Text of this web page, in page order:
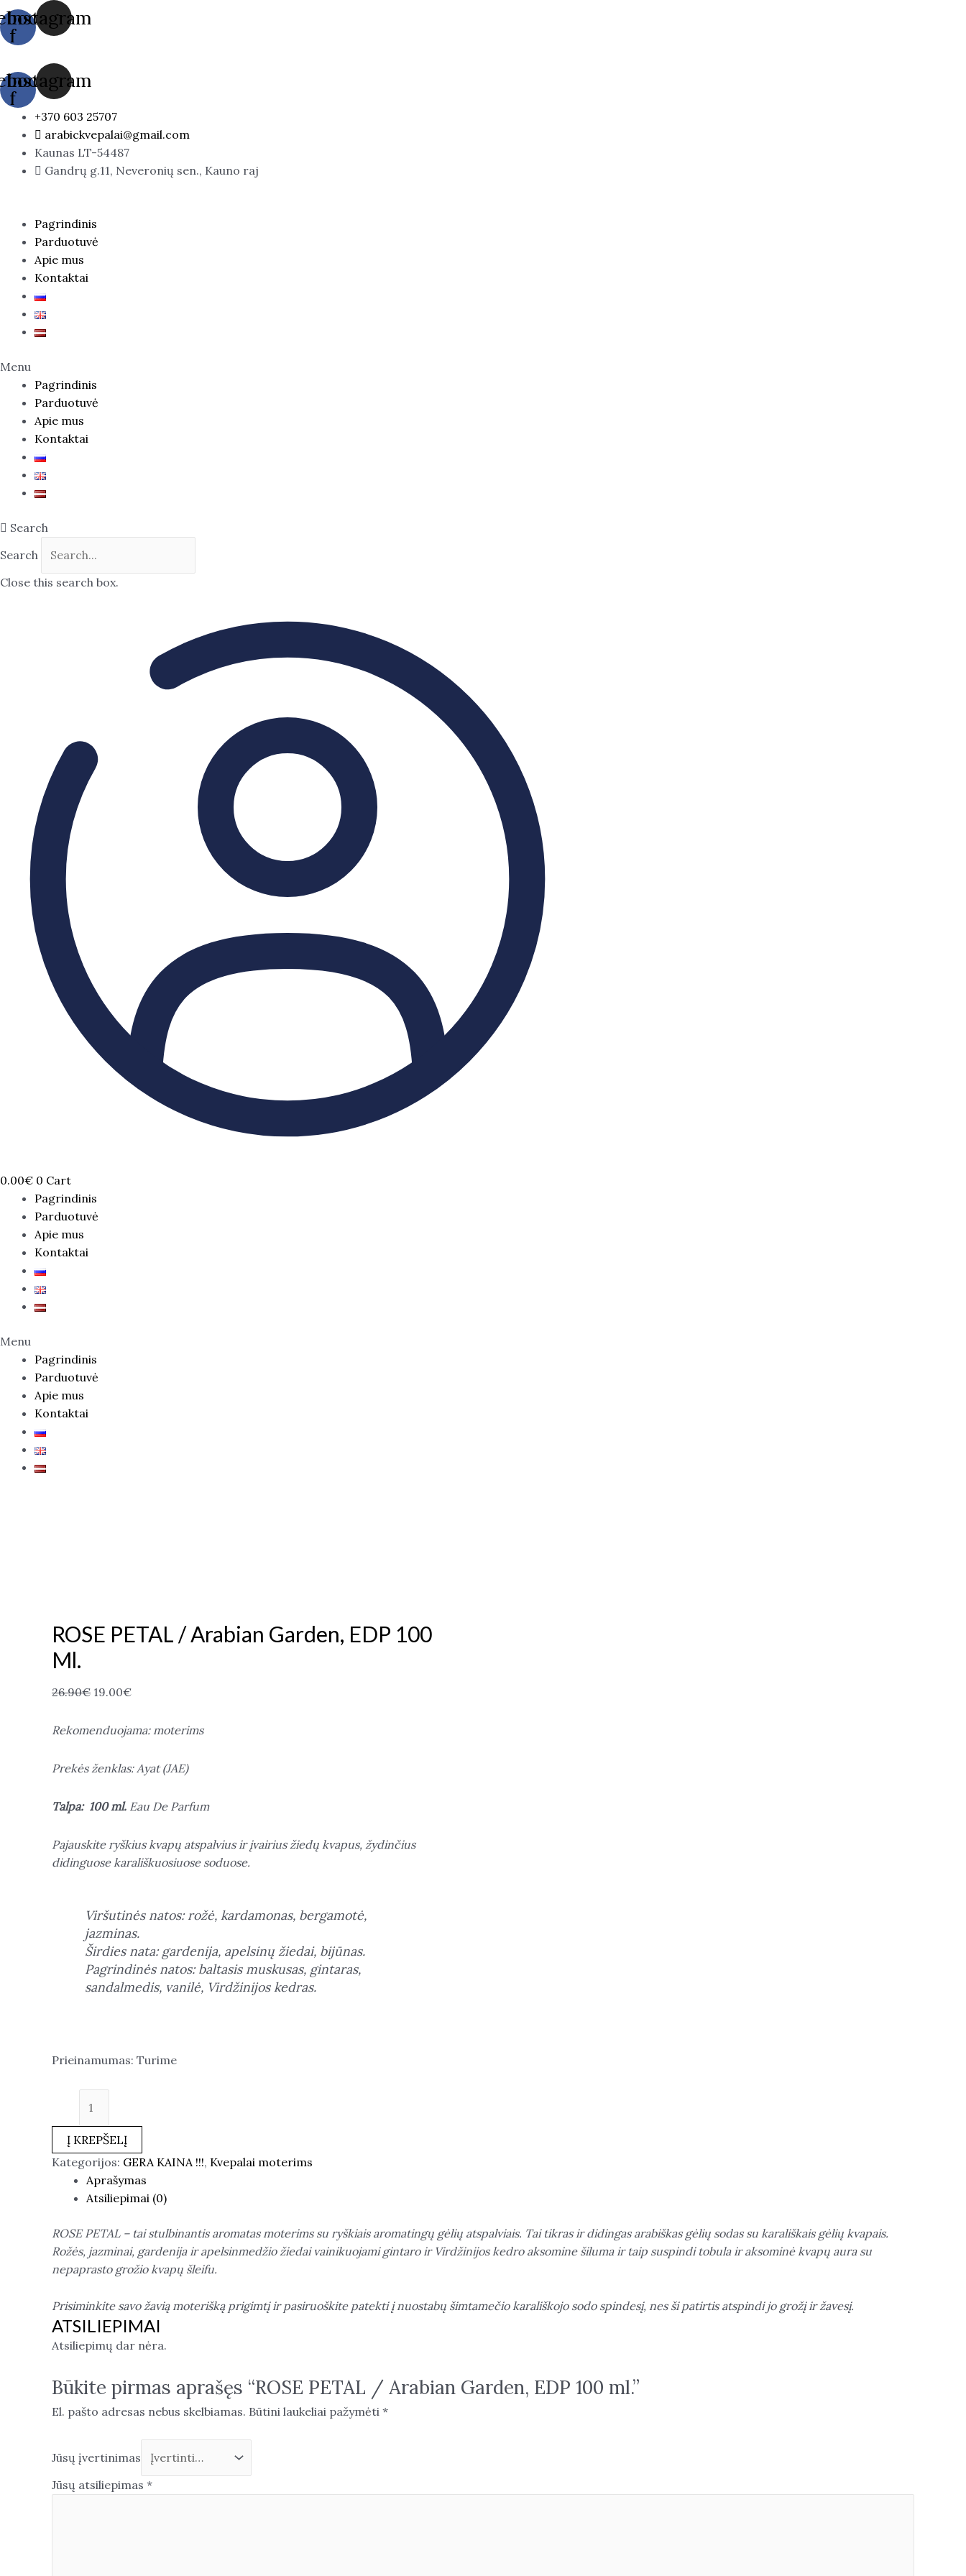
Pereiti
prie
turinio
f
Instagram
f
Instagram
+370 603 25707
arabickvepalai@gmail.com
Kaunas LT-54487
Gandrų g.11, Neveronių sen., Kauno raj
Pagrindinis
Parduotuvė
Apie mus
Kontaktai
Menu
Pagrindinis
Parduotuvė
Apie mus
Kontaktai
Search
Search
Close this search box.
0.00€ 0 Cart
Pagrindinis
Parduotuvė
Apie mus
Kontaktai
Menu
Pagrindinis
Parduotuvė
Apie mus
Kontaktai
ROSE PETAL / Arabian Garden, EDP 100
Ml.
26.90€ 19.00€
Rekomenduojama: moterims
Prekės ženklas: Ayat (JAE)
Talpa: 100 ml. Eau De Parfum
Pajauskite ryškius kvapų atspalvius ir įvairius žiedų kvapus, žydinčius
didinguose karališkuosiuose soduose.
Viršutinės natos: rožė, kardamonas, bergamotė,
jazminas.
Širdies nata: gardenija, apelsinų žiedai, bijūnas.
Pagrindinės natos: baltasis muskusas, gintaras,
sandalmedis, vanilė, Virdžinijos kedras.
Prieinamumas: Turime
produkto
kiekis:
PETAL
/
Arabian
Garden,
EDP
100
ml.
Į KREPŠELĮ
Kategorijos: GERA KAINA !!!, Kvepalai moterims
Aprašymas
Atsiliepimai (0)
ROSE PETAL – tai stulbinantis aromatas moterims su ryškiais aromatingų gėlių atspalviais. Tai tikras ir didingas arabiškas gėlių sodas su karališkais gėlių kvapais.
Rožės, jazminai, gardenija ir apelsinmedžio žiedai vainikuojami gintaro ir Virdžinijos kedro aksomine šiluma ir taip suspindi tobula ir aksominė kvapų aura su
nepaprasto grožio kvapų šleifu.
Prisiminkite savo žavią moterišką prigimtį ir pasiruoškite patekti į nuostabų šimtamečio karališkojo sodo spindesį, nes ši patirtis atspindi jo grožį ir žavesį.
ATSILIEPIMAI
Atsiliepimų dar nėra.
Būkite pirmas aprašęs “ROSE PETAL / Arabian Garden, EDP 100 ml.”
El. pašto adresas nebus skelbiamas. Būtini laukeliai pažymėti *
Jūsų įvertinimas
Jūsų atsiliepimas *